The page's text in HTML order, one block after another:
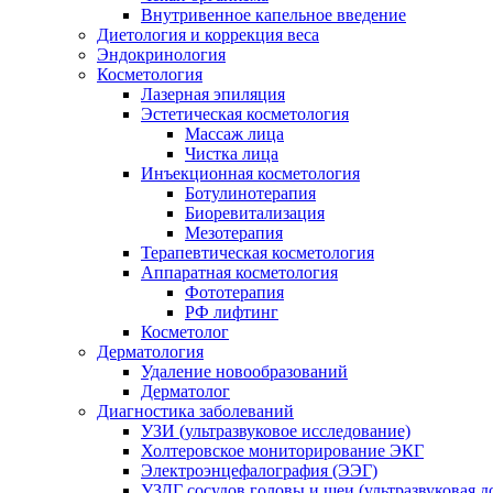
Внутривенное капельное введение
Диетология и коррекция веса
Эндокринология
Косметология
Лазерная эпиляция
Эстетическая косметология
Массаж лица
Чистка лица
Инъекционная косметология
Ботулинотерапия
Биоревитализация
Мезотерапия
Терапевтическая косметология
Аппаратная косметология
Фототерапия
РФ лифтинг
Косметолог
Дерматология
Удаление новообразований
Дерматолог
Диагностика заболеваний
УЗИ (ультразвуковое исследование)
Холтеровское мониторирование ЭКГ
Электроэнцефалография (ЭЭГ)